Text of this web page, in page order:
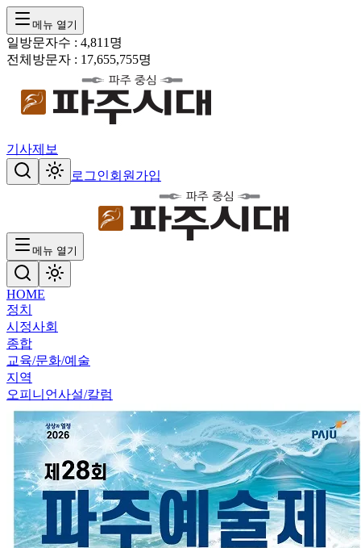
메뉴 열기
일방문자수 : 4,811 명
전체방문자 : 17,655,755명
기사제보
로그인회원가입
메뉴 열기
HOME
정치
시정사회
종합
교육/문화/예술
지역
오피니언사설/칼럼